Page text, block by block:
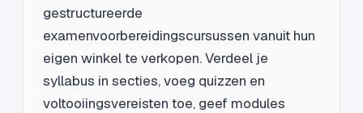
gestructureerde
examenvoorbereidingscursussen vanuit hun
eigen winkel te verkopen. Verdeel je
syllabus in secties, voeg quizzen en
voltooiingsvereisten toe, geef modules